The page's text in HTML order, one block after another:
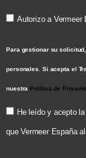
Autorizo a Vermeer
Para gestionar su
personales. Si acepta el
nuestra Política de
He leído y acepto
que Vermeer España